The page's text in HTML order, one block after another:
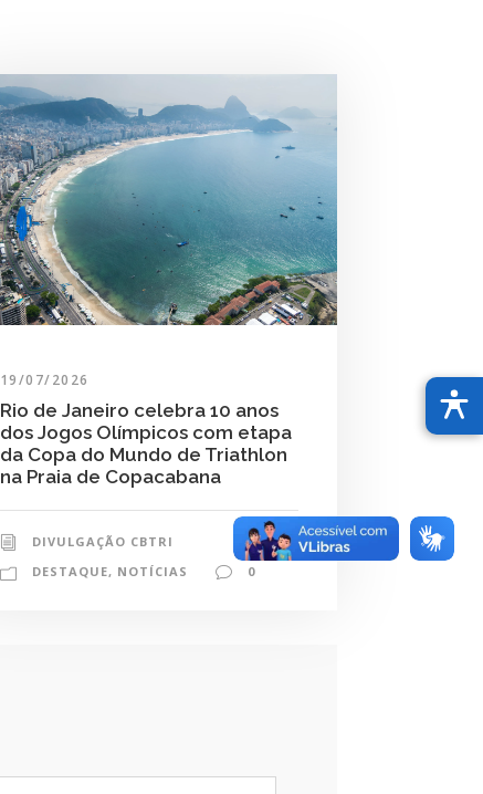
19/07/2026
Rio de Janeiro celebra 10 anos
dos Jogos Olímpicos com etapa
da Copa do Mundo de Triathlon
na Praia de Copacabana
DIVULGAÇÃO CBTRI
DESTAQUE, NOTÍCIAS 0